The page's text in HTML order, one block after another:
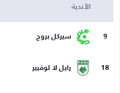
الأندية
9 سيركل بروج
18 رايل لا لوفيير